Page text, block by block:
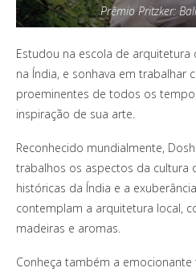
Prêmio Pritzker:
Estudou na escola de
na Índia, e sonhava em trabalhar
proeminentes de todos os
inspiração de sua arte.
Reconhecido mundialmente,
trabalhos os aspectos da cultura
históricas da Índia e a
contemplam a arquitetura local,
madeiras e aromas.
Conheça também a